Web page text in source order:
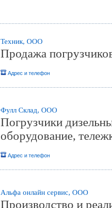
Техник, ООО
Продажа
Адрес и телефон
Фулл Склад, ООО
Погрузчики
оборудование,
Адрес и телефон
Альфа онлайн сервис, ООО
Производство и